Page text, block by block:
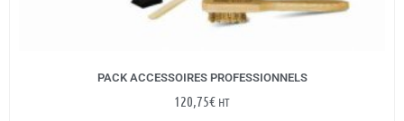
PACK ACCESSOIRES PROFESSIONNELS
120,75€ HT